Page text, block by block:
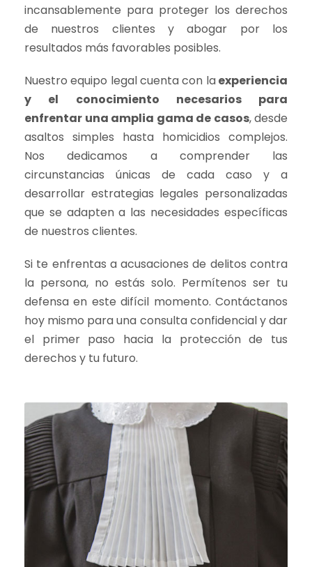
incansablemente para proteger los derechos
de nuestros clientes y abogar por los
resultados más favorables posibles.
Nuestro equipo legal cuenta con laexperiencia
y el conocimiento necesarios para
enfrentar una amplia gama de casos, desde
asaltos simples hasta homicidios complejos.
Nos dedicamos a comprender las
circunstancias únicas de cada caso y a
desarrollar estrategias legales personalizadas
que se adapten a las necesidades específicas
de nuestros clientes.
Si te enfrentas a acusaciones de delitos contra
la persona, no estás solo. Permítenos ser tu
defensa en este difícil momento. Contáctanos
hoy mismo para una consulta confidencial y dar
el primer paso hacia la protección de tus
derechos y tu futuro.